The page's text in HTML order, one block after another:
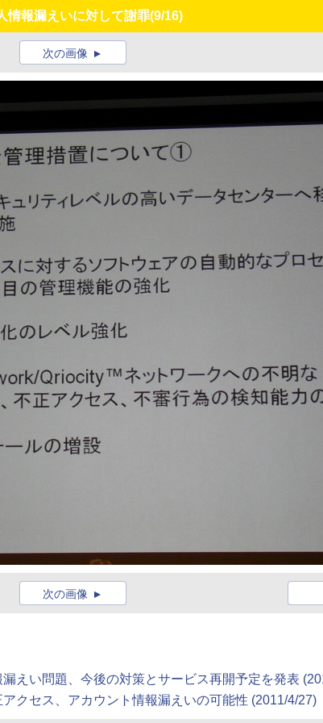
情報漏えいに対して謝罪(9/16)
次の画像
次の画像
えい問題、今後の対策とサービス再開予定を発表
アクセス、アカウント情報漏えいの可能性 (2011/4/27)